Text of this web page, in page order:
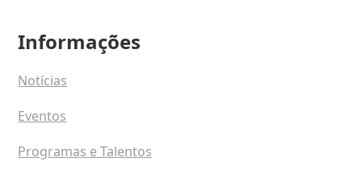
Informações
Notícias
Eventos
Programas e Talentos